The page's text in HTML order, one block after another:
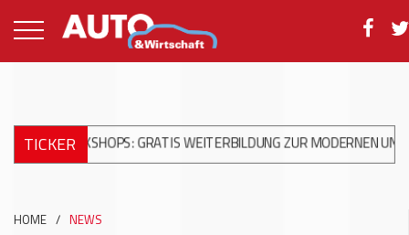
TICKER GRATIS WEITERBILDUNG ZUR MODERNEN
HOME / NEWS